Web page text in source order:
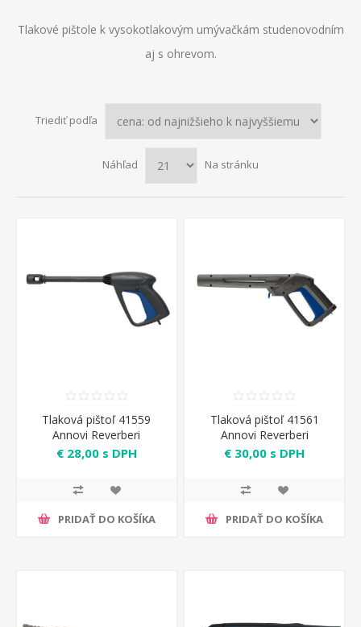
Tlakové pištole k vysokotlakovým umývačkám studenovodním
aj s ohrevom.
Triediť podľa
Náhľad Na stránku
Tlaková pištoľ 41559
Annovi Reverberi
€ 28,00 s DPH
PRIDAŤ DO KOŠÍKA
Tlaková pištoľ 41561
Annovi Reverberi
€ 30,00 s DPH
PRIDAŤ DO KOŠÍKA